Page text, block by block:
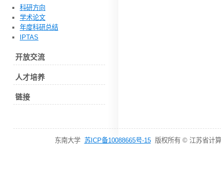
科研方向
学术论文
年度科研总结
IPTAS
开放交流
人才培养
链接
东南大学 苏ICP备10088665号-15版权所有 © 江苏省计算